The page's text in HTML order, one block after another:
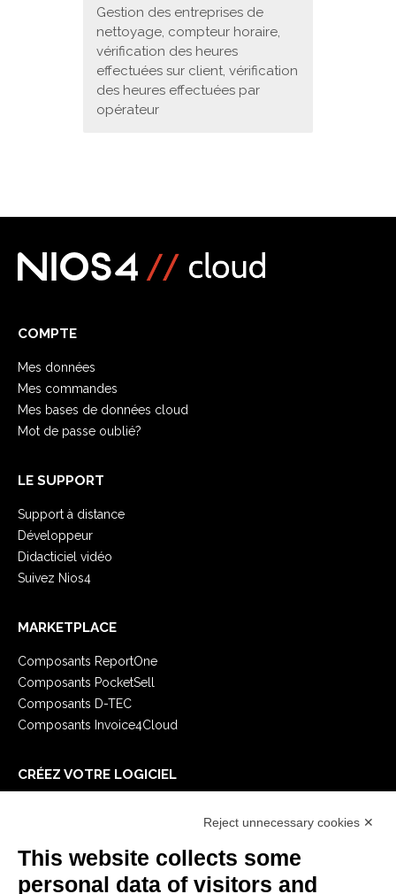
Gestion des entreprises de
nettoyage, compteur horaire,
vérification des heures
effectuées sur client, vérification
des heures effectuées par
opérateur
COMPTE
Mes données
Mes commandes
Mes bases de données cloud
Mot de passe oublié?
LE SUPPORT
Support à distance
Développeur
Didacticiel vidéo
Suivez Nios4
MARKETPLACE
Composants ReportOne
Composants PocketSell
Composants D-TEC
Composants Invoice4Cloud
CRÉEZ VOTRE LOGICIEL
E-Book
Reject unnecessary cookies ✕
This website collects some
personal data of visitors and